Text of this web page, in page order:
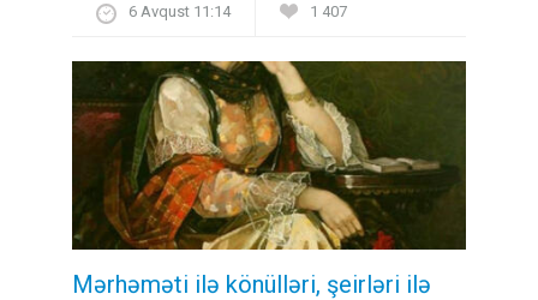
6 Avqust 11:14 1 407
Mərhəməti ilə könülləri, şeirləri ilə